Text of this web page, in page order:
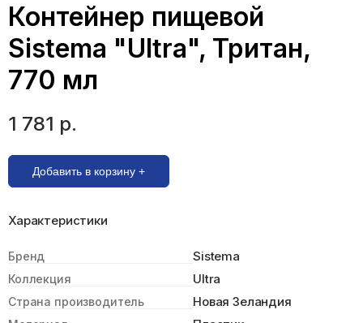
Контейнер пищевой
Sistema "Ultra", Тритан,
770 мл
1 781 р.
Добавить в корзину +
Характеристики
Бренд Sistema
Коллекция Ultra
Страна производитель Новая Зеландия